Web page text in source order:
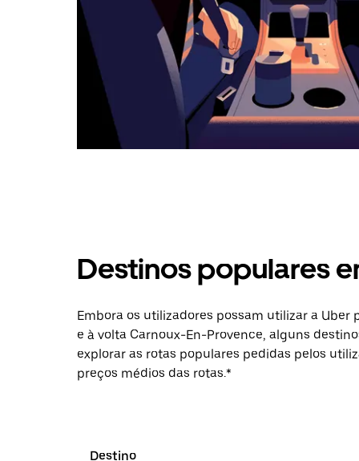
Destinos populares
Embora os utilizadores possam utilizar a
e à volta Carnoux-En-Provence, alguns
explorar as rotas populares pedidas pelos
preços médios das rotas.*
Destino